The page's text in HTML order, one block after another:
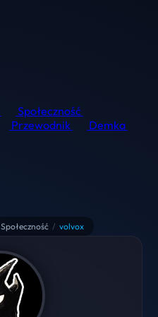
Społeczność
Przewodnik
Demka
Społeczność / volvox